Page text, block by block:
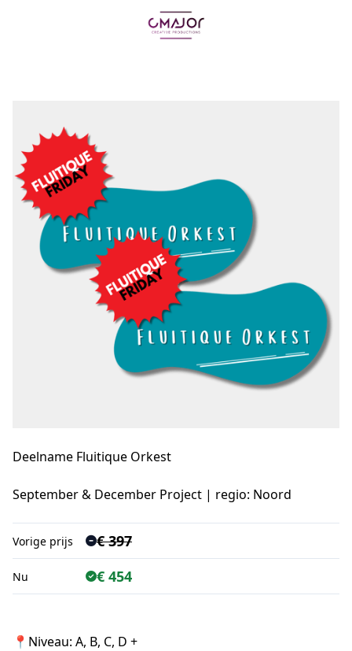
Deelname Fluitique Orkest
September & December Project | regio: Noord
Vorige prijs € 397
Nu € 454
📍Niveau: A, B, C, D +